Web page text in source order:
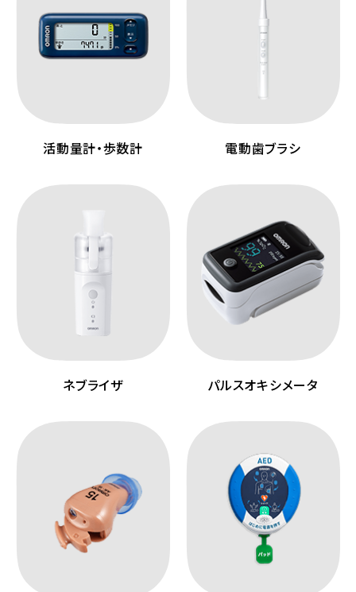
活動量計・歩数計 電動歯ブラシ
ネブライザ パルスオキシメータ